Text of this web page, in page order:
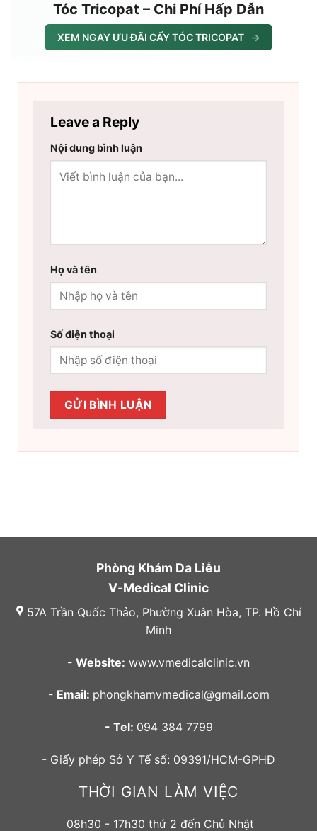
Tóc Tricopat – Chi Phí Hấp Dẫn
XEM NGAY ƯU ĐÃI CẤY TÓC TRICOPAT →
Leave a Reply
Nội dung bình luận
Họ và tên
Số điện thoại
Phòng Khám Da Liễu
V-Medical Clinic
57A Trần Quốc Thảo, Phường Xuân Hòa, TP. Hồ Chí
Minh
- Website: www.vmedicalclinic.vn
- Email: phongkhamvmedical@gmail.com
- Tel: 094 384 7799
- Giấy phép Sở Y Tế số: 09391/HCM-GPHĐ
THỜI GIAN LÀM VIỆC
08h30 - 17h30 thứ 2 đến Chủ Nhật